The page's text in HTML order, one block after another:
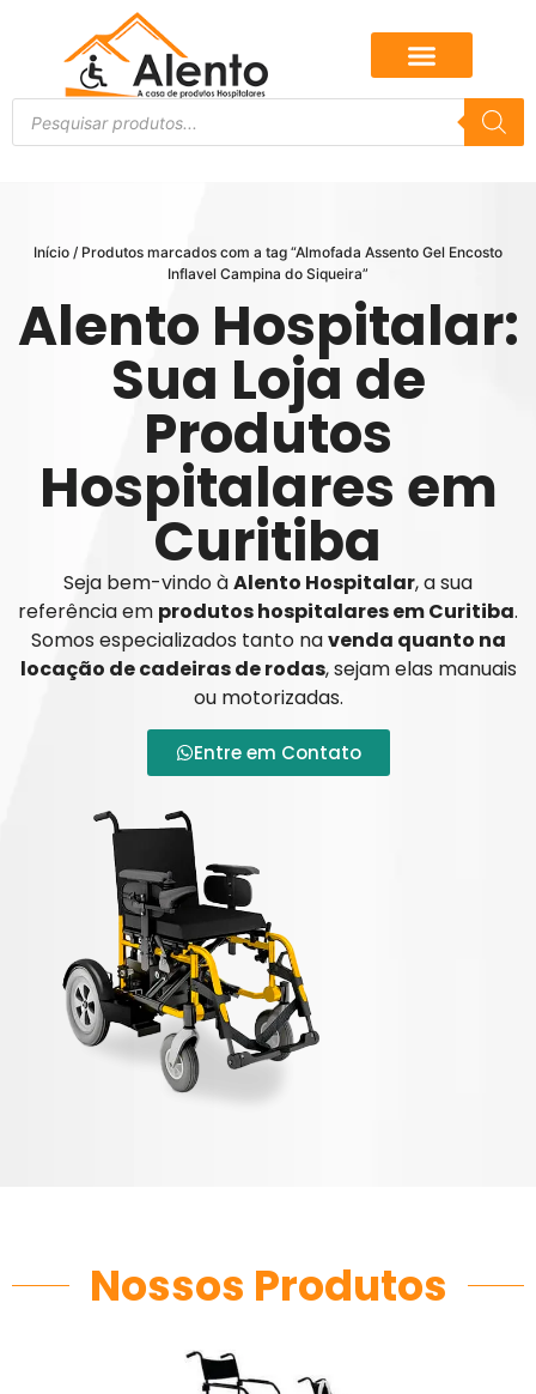
Início / Produtos marcados com a tag “Almofada Assento Gel Encosto
Inflavel Campina do Siqueira”
Alento Hospitalar:
Sua Loja de
Produtos
Hospitalares em
Curitiba
Seja bem-vindo àAlento Hospitalar, a sua
referência em produtos hospitalares em Curitiba.
Somos especializados tanto navenda quanto na
locação de cadeiras de rodas, sejam elas manuais
ou motorizadas.
Entre em Contato
Nossos Produtos